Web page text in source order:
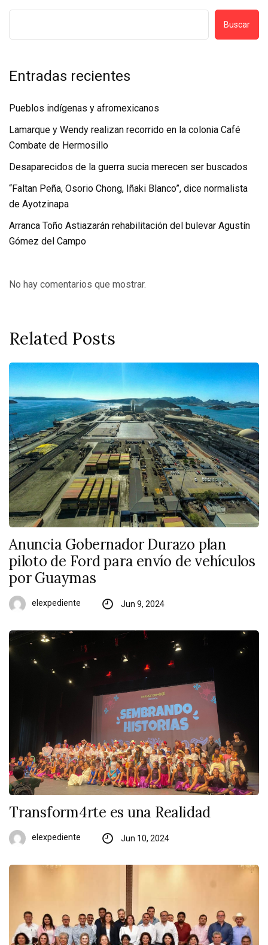
Buscar
Entradas recientes
Pueblos indígenas y afromexicanos
Lamarque y Wendy realizan recorrido en la colonia Café
Combate de Hermosillo
Desaparecidos de la guerra sucia merecen ser buscados
“Faltan Peña, Osorio Chong, Iñaki Blanco”, dice normalista
de Ayotzinapa
Arranca Toño Astiazarán rehabilitación del bulevar Agustín
Gómez del Campo
No hay comentarios que mostrar.
Related Posts
Anuncia Gobernador Durazo plan
piloto de Ford para envío de vehículos
por Guaymas
elexpediente Jun 9, 2024
Transform4rte es una Realidad
elexpediente Jun 10, 2024